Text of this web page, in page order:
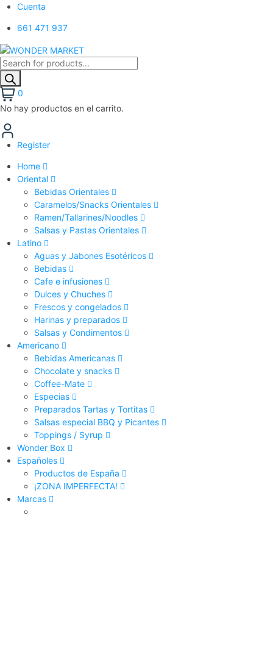
Cuenta
661 471 937
Búsqueda
de
productos
0
No hay productos en el carrito.
Register
Home
Oriental
Bebidas Orientales
Caramelos/Snacks Orientales
Ramen/Tallarines/Noodles
Salsas y Pastas Orientales
Latino
Aguas y Jabones Esotéricos
Bebidas
Cafe e infusiones
Dulces y Chuches
Frescos y congelados
Harinas y preparados
Salsas y Condimentos
Americano
Bebidas Americanas
Chocolate y snacks
Coffee-Mate
Especias
Preparados Tartas y Tortitas
Salsas especial BBQ y Picantes
Toppings / Syrup
Wonder Box
Españoles
Productos de España
¡ZONA IMPERFECTA!
Marcas